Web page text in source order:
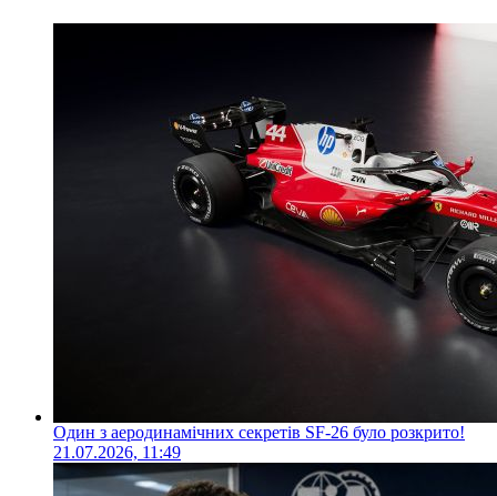
Один з аеродинамічних секретів SF-26 було розкрито!
21.07.2026, 11:49